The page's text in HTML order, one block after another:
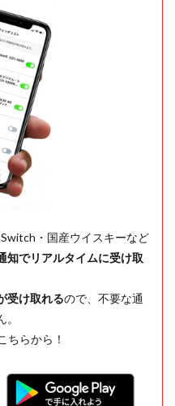
・国産ウイスキーなど
知でリアルタイムに受け取
受け取れるので、不要な通
ちらから！